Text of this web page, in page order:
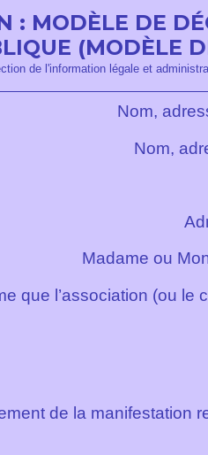
: MODÈLE DE
(MODÈLE
de l'information légale et
Nom,
Nom,
Madame ou
que l’association (ou le
de la manifestation